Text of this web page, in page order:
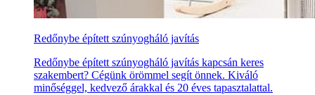
Redőnybe épített szúnyogháló javítás
Redőnybe épített szúnyogháló javítás kapcsán keres
szakembert? Cégünk örömmel segít önnek. Kiváló
minőséggel, kedvező árakkal és 20 éves tapasztalattal.